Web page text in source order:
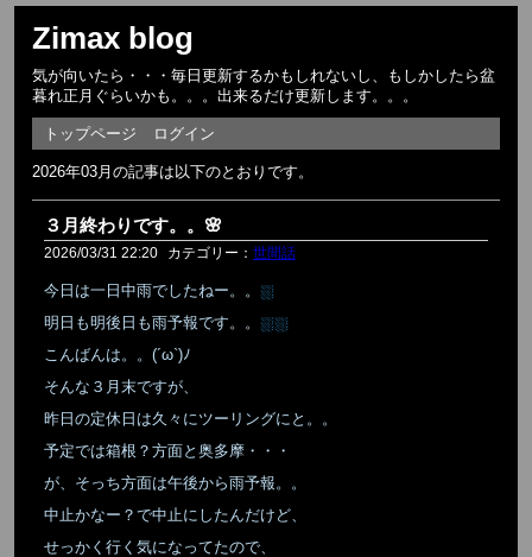
Zimax blog
気が向いたら・・・毎日更新するかもしれないし、もしかしたら盆
暮れ正月ぐらいかも。。。出来るだけ更新します。。。
トップページ ログイン
2026年03月の記事は以下のとおりです。
３月終わりです。。🌸
2026/03/31 22:20 カテゴリー： 世間話
今日は一日中雨でしたねー。。 ⛆
明日も明後日も雨予報です。。 ⛆⛆
こんばんは。。(´ω`)ﾉ
そんな３月末ですが、
昨日の定休日は久々にツーリングにと。。
予定では箱根？方面と奥多摩・・・
が、そっち方面は午後から雨予報。。
中止かなー？で中止にしたんだけど、
せっかく行く気になってたので、